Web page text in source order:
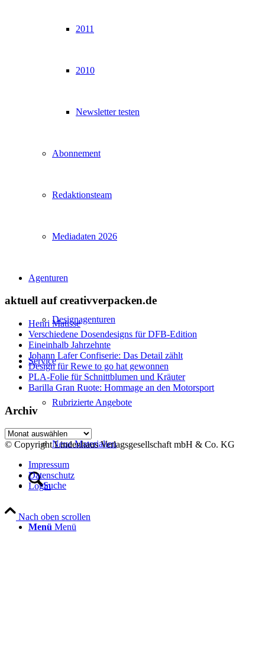
2011
2010
Newsletter testen
Abonnement
Redaktionsteam
Mediadaten 2026
Agenturen
Designagenturen
Service
Rubrizierte Angebote
Neue Materialien
Suche
Menü Menü
aktuell auf creativverpacken.de
Henri Matisse
Verschiedene Dosendesigns für DFB-Edition
Eineinhalb Jahrzehnte
Johann Lafer Confiserie: Das Detail zählt
Design für Rewe to go hat gewonnen
PLA-Folie für Schnittblumen und Kräuter
Barilla Gran Ruote: Hommage an den Motorsport
Archiv
Archiv
© Copyright Lindenhaus Verlagsgesellschaft mbH & Co. KG
Impressum
Datenschutz
Login
Nach oben scrollen